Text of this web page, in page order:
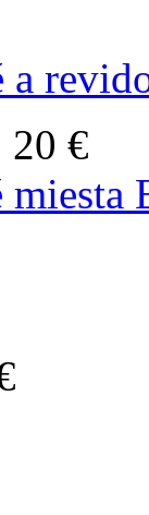
20 €